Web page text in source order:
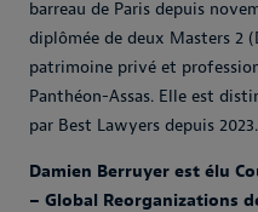
barreau de Paris depuis
diplômée de deux Masters 2
patrimoine privé et
Panthéon-Assas. Elle est
par Best Lawyers depuis 2023.
Damien Berruyer est élu
– Global Reorganizations